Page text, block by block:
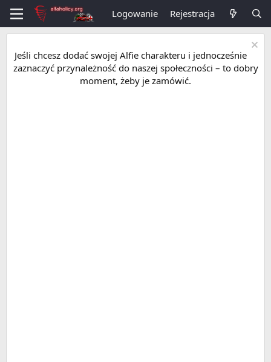
Logowanie Rejestracja
Jeśli chcesz dodać swojej Alfie charakteru i jednocześnie
zaznaczyć przynależność do naszej społeczności – to dobry
moment, żeby je zamówić.